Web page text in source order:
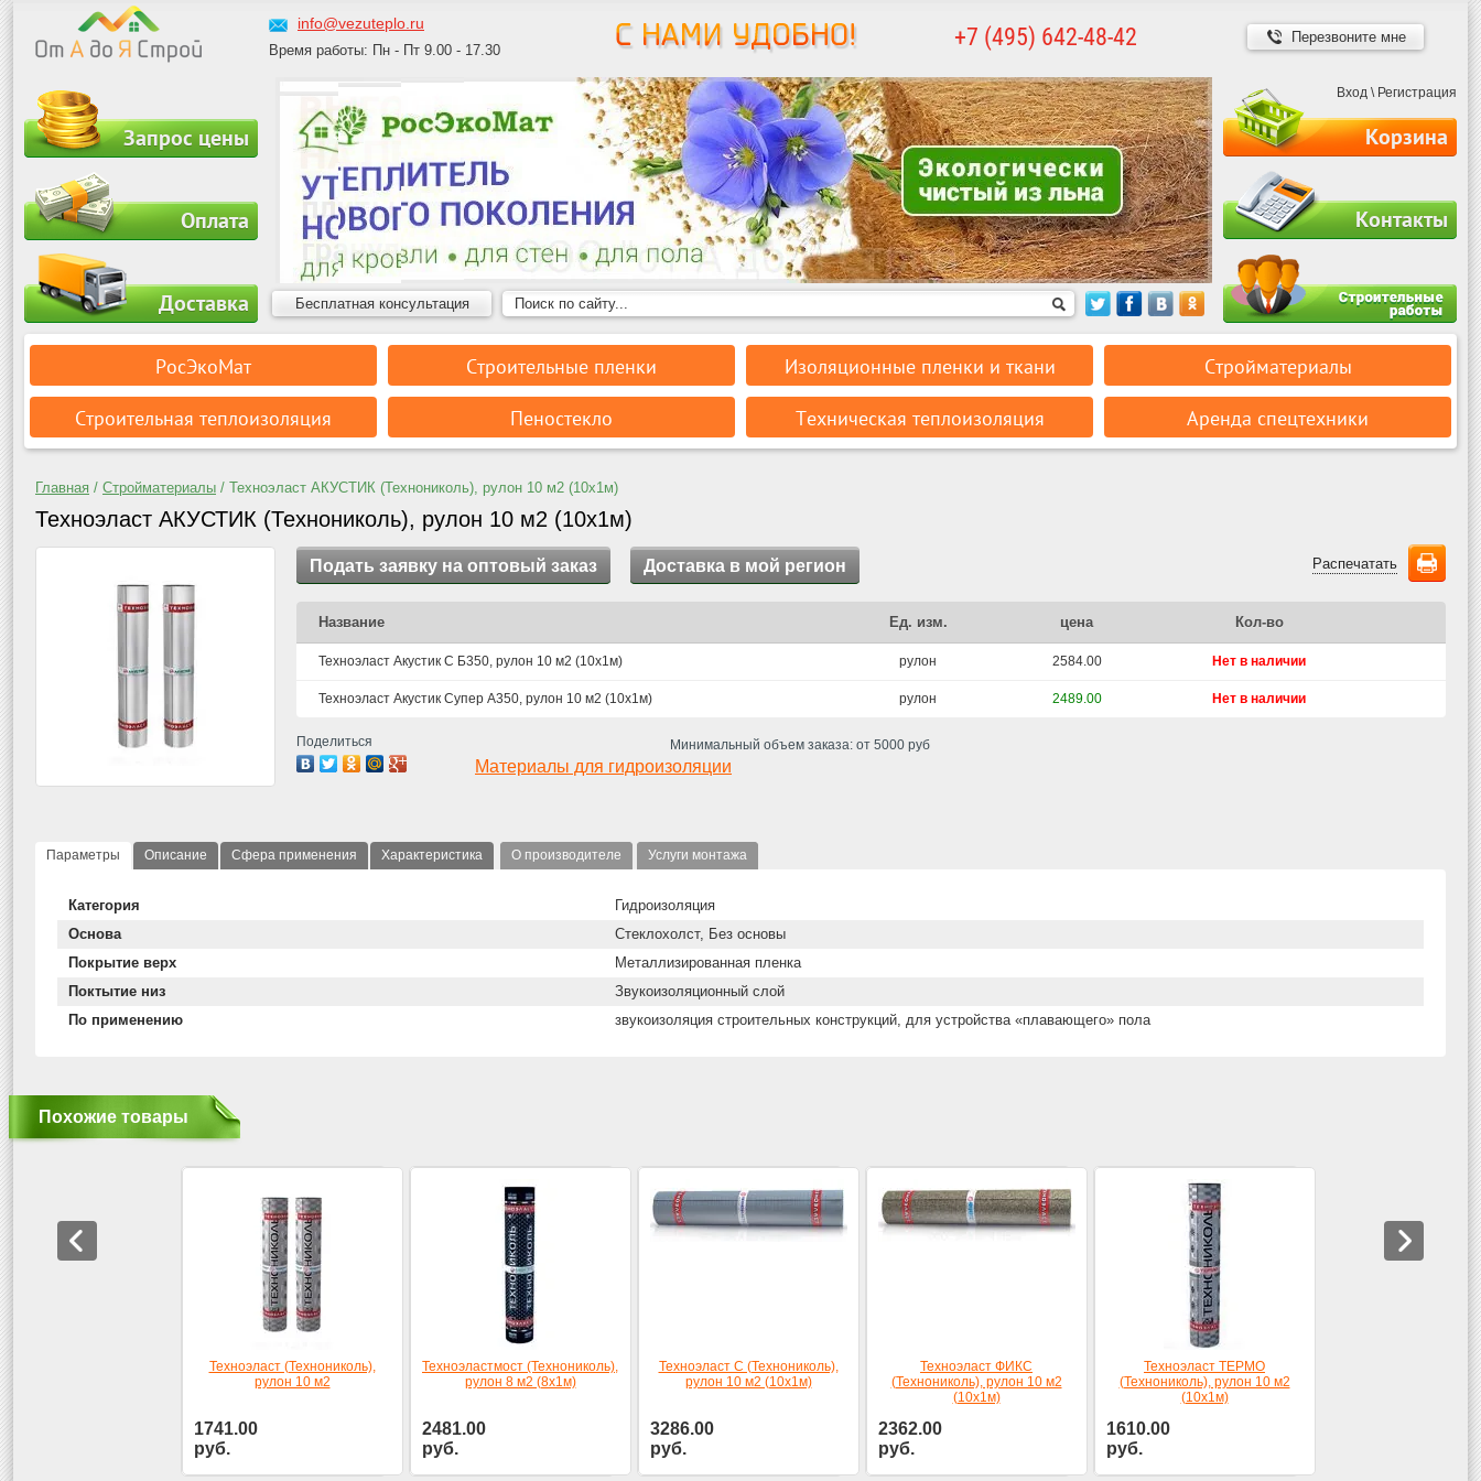
info@vezuteplo.ru
Время работы: Пн - Пт 9.00 - 17.30 +7 (495) 642-48-42 Перезвоните мне
Запрос цены
Оплата
Доставка Бесплатная консультация
Корзина
Контакты
Вход \ Регистрация
РосЭкоМат Строительные пленки Изоляционные пленки и ткани Стройматериалы
Строительная теплоизоляция Пеностекло Техническая теплоизоляция Аренда спецтехники
Главная / Стройматериалы / Техноэласт АКУСТИК (Технониколь), рулон 10 м2 (10х1м)
Техноэласт АКУСТИК (Технониколь), рулон 10 м2 (10х1м)
Распечатать
Подать заявку на оптовый заказ Доставка в мой регион
Название Ед. изм. цена Кол-во
Техноэласт Акустик С Б350, рулон 10 м2 (10х1м) рулон 2584.00 Нет в наличии
Техноэласт Акустик Супер А350, рулон 10 м2 (10х1м) рулон 2489.00 Нет в наличии
Поделиться Минимальный объем заказа: от 5000 руб
Материалы для гидроизоляции
Параметры Описание Сфера применения Характеристика О производителе Услуги монтажа
Категория
Гидроизоляция
Основа
Стеклохолст, Без основы
Покрытие верх
Металлизированная пленка
Поктытие низ
Звукоизоляционный слой
По применению
звукоизоляция строительных конструкций, для устройства «плавающего» пола
Похожие товары
Техноэласт (Технониколь),
рулон 10 м2
1741.00
руб.
Техноэластмост (Технониколь),
рулон 8 м2 (8х1м)
2481.00
руб.
Техноэласт С (Технониколь),
рулон 10 м2 (10х1м)
3286.00
руб.
Техноэласт ФИКС
(Технониколь), рулон 10 м2
(10х1м)
2362.00
руб.
Техноэласт ТЕРМО
(Технониколь), рулон 10 м2
(10х1м)
1610.00
руб.